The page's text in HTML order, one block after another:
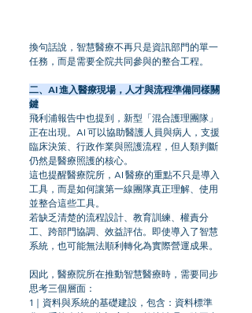
換句話說，智慧醫療不再只是資訊部門的單一
任務，而是需要全院共同參與的整合工程。
二、AI 進入醫療現場，人才與流程準備同樣關
鍵
飛利浦報告中也提到，新型「混合護理團隊」
正在出現。AI 可以協助醫護人員與病人，支援
臨床決策、行政作業與照護流程，但人類判斷
仍然是醫療照護的核心。
這也提醒醫療院所，AI 醫療的重點不只是導入
工具，而是如何讓第一線團隊真正理解、使用
並整合這些工具。
若缺乏清楚的流程設計、教育訓練、權責分
工、跨部門協調、效益評估。即使導入了智慧
系統，也可能無法順利轉化為實際營運成果。
因此，醫療院所在推動智慧醫療時，需要同步
思考三個層面：
1｜資料與系統的基礎建設，包含：資料標準